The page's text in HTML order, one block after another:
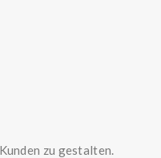
zu gestalten.